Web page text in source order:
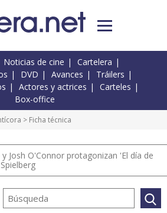
Noticias de cine
Cartelera
DVD Avances
Tráilers
Actores y actrices
Carteles
Box-office
> Ficha técnica
Josh O'Connor protagonizan 'El día de